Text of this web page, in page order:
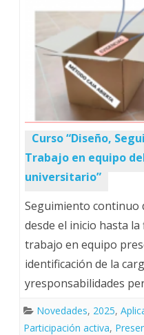
Curso “Diseño,
Trabajo en equipo
universitario”
Seguimiento continuo
desde el inicio hasta
trabajo en equipo
identificación de la
yresponsabilidades
Novedades, 2025,
Participación activa,